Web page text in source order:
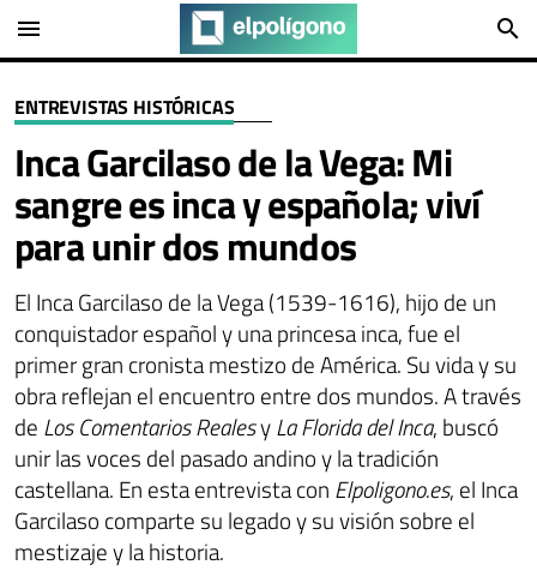
menu search
ENTREVISTAS HISTÓRICAS
Inca Garcilaso de la Vega: Mi
sangre es inca y española; viví
para unir dos mundos
El Inca Garcilaso de la Vega (1539-1616), hijo de un
conquistador español y una princesa inca, fue el
primer gran cronista mestizo de América. Su vida y su
obra reflejan el encuentro entre dos mundos. A través
de Los Comentarios RealesyLa Florida del Inca, buscó
unir las voces del pasado andino y la tradición
castellana. En esta entrevista con Elpoligono.es, el Inca
Garcilaso comparte su legado y su visión sobre el
mestizaje y la historia.